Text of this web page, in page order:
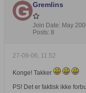
Gremlins
Join Date: May
Posts: 8
27-09-06, 11:52
Konge! Takker
PS! Det er faktisk ikke